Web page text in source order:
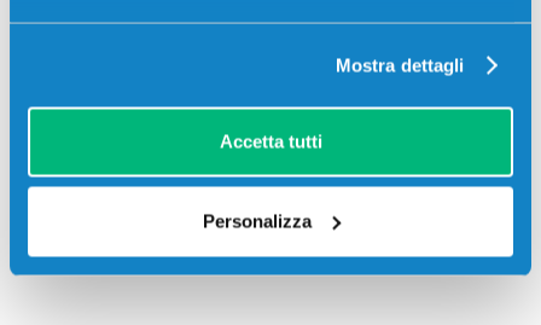
Mostra dettagli
Accetta tutti
Personalizza